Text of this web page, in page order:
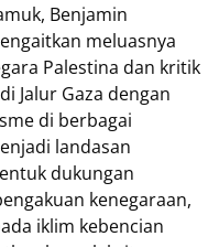
Benjamin
meluasnya
Palestina dan kritik
Jalur Gaza dengan
di berbagai
landasan
dukungan
kenegaraan,
iklim kebencian